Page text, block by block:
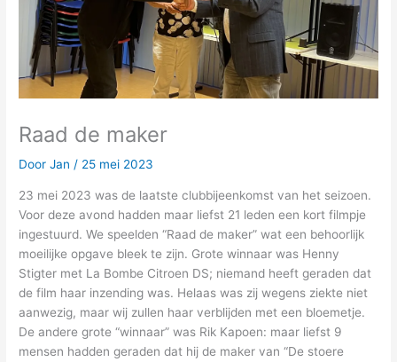
Raad de maker
DoorJan / 25 mei 2023
23 mei 2023 was de laatste clubbijeenkomst van het seizoen.
Voor deze avond hadden maar liefst 21 leden een kort filmpje
ingestuurd. We speelden “Raad de maker” wat een behoorlijk
moeilijke opgave bleek te zijn. Grote winnaar was Henny
Stigter met La Bombe Citroen DS; niemand heeft geraden dat
de film haar inzending was. Helaas was zij wegens ziekte niet
aanwezig, maar wij zullen haar verblijden met een bloemetje.
De andere grote “winnaar” was Rik Kapoen: maar liefst 9
mensen hadden geraden dat hij de maker van “De stoere